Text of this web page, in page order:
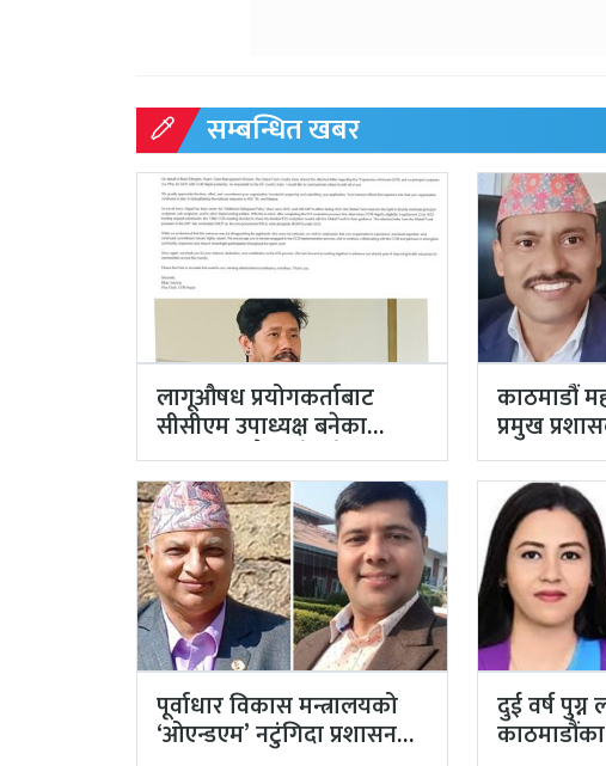
सम्बन्धित खबर
लागूऔषध प्रयोगकर्ताबाट
सीसीएम उपाध्यक्ष बनेका
गुरुङको अवैध इमेलले उठायो
अध्यक्ष…
काठमाडौं
प्रमुख
अर्याल,
पूर्वाधार विकास मन्त्रालयको
‘ओएन्डएम’ नटुंगिदा प्रशासनका
दुई वर्ष पुग्न